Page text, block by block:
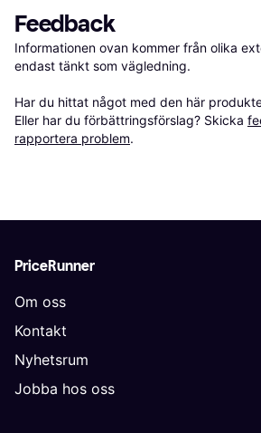
Feedback
Informationen ovan kommer från olika
endast tänkt som vägledning.
Har du hittat något med den här
Eller har du förbättringsförslag? Skicka
rapportera problem.
PriceRunner
Om oss
Kontakt
Nyhetsrum
Jobba hos oss